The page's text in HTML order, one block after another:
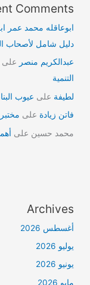
Comments
ابوعاقله محمد عمر
دليل شامل لأصحاب
عبدالكريم منصر
التنمية
لطيفة على عيوب
فاتن زيادة على
محمد حسين على
Archives
أغسطس 2026
يوليو 2026
يونيو 2026
مايو 2026